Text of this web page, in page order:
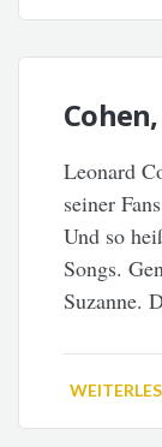
Leonard
seiner
Und so
Songs.
Suzanne.